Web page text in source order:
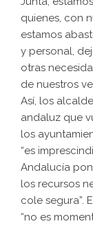
quienes, con
estamos
y personal,
otras
de nuestros
Así, los
andaluz que
los
“es
Andalucía
los recursos
cole segura”.
“no es